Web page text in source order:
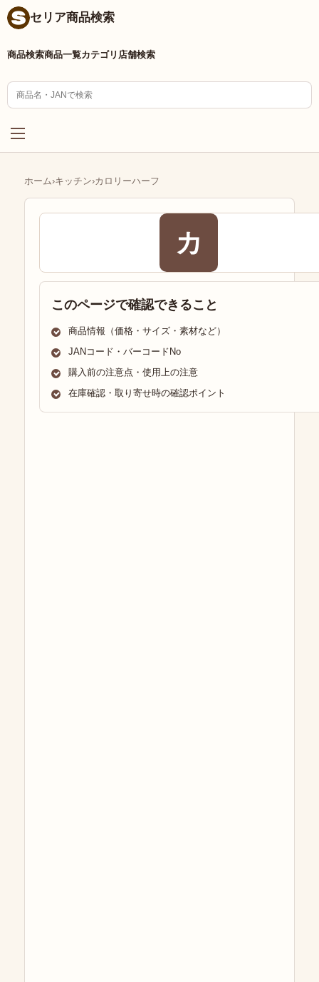
セリア商品検索
商品検索商品一覧カテゴリ 店舗検索
ホーム›キッチン›カロリーハーフ
カ
このページで確認できること
商品情報（価格・サイズ・素材など）
JANコード・バーコードNo
購入前の注意点・使用上の注意
在庫確認・取り寄せ時の確認ポイント